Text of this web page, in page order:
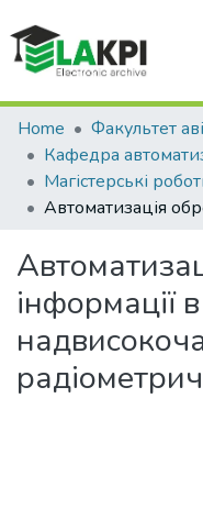
Communities &
All of DSpace
Statistics
Home
інформації в